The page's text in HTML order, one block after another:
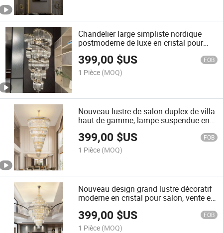
Chandelier large simpliste nordique
postmoderne de luxe en cristal pour
escalier, long chandelier, lampe
suspendue pour hôtel et villa
399,00 $US FOB
1 Pièce (MOQ)
Nouveau lustre de salon duplex de villa
haut de gamme, lampe suspendue en
cristal de luxe pour escaliers longs
399,00 $US FOB
1 Pièce (MOQ)
Nouveau design grand lustre décoratif
moderne en cristal pour salon, vente en
banquet
399,00 $US FOB
1 Pièce (MOQ)